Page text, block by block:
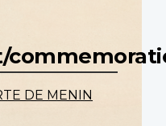
DE MENIN